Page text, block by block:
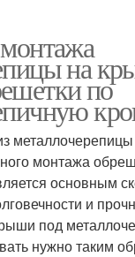
на
по
металлочерепицы
монтажа
основным
и
под
нужно таким